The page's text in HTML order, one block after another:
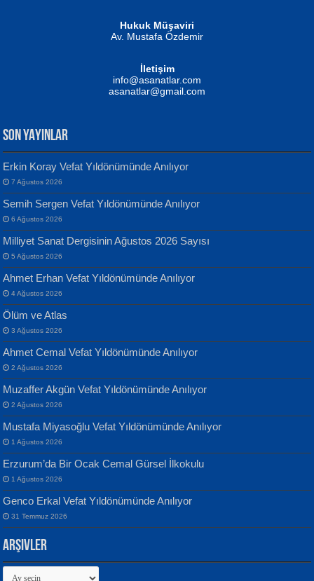
MUSTAFA KELOĞLU
Yarına İz Bırakmak...
ATİLLA ÖZEN
Sultan Olmadan Önce Eyüp...
EKREM KARABABA
Yılmaz Ekinci
Geceye Söylenen...
Banu Sancak
Defterimden İçeri...
İsmail Aydos
İnkisar...
Hukuk Müşaviri
Av. Mustafa Özdemir
İletişim
info@asanatlar.com
asanatlar@gmail.com
SON YAYINLAR
Erkin Koray Vefat Yıldönümünde Anılıyor
7 Ağustos 2026
Semih Sergen Vefat Yıldönümünde Anılıyor
6 Ağustos 2026
Milliyet Sanat Dergisinin Ağustos 2026 Sayısı
5 Ağustos 2026
Ahmet Erhan Vefat Yıldönümünde Anılıyor
4 Ağustos 2026
Ölüm ve Atlas
3 Ağustos 2026
Ahmet Cemal Vefat Yıldönümünde Anılıyor
2 Ağustos 2026
Muzaffer Akgün Vefat Yıldönümünde Anılıyor
2 Ağustos 2026
Mustafa Miyasoğlu Vefat Yıldönümünde Anılıyor
1 Ağustos 2026
Erzurum’da Bir Ocak Cemal Gürsel İlkokulu
1 Ağustos 2026
Genco Erkal Vefat Yıldönümünde Anılıyor
31 Temmuz 2026
Arşivler
Arşivler